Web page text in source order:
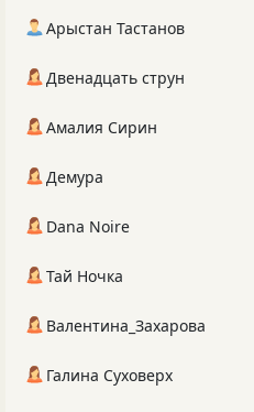
Арыстан Тастанов
Двенадцать струн
Амалия Сирин
Демура
Dana Noire
Тай Ночка
Валентина_Захарова
Галина Суховерх